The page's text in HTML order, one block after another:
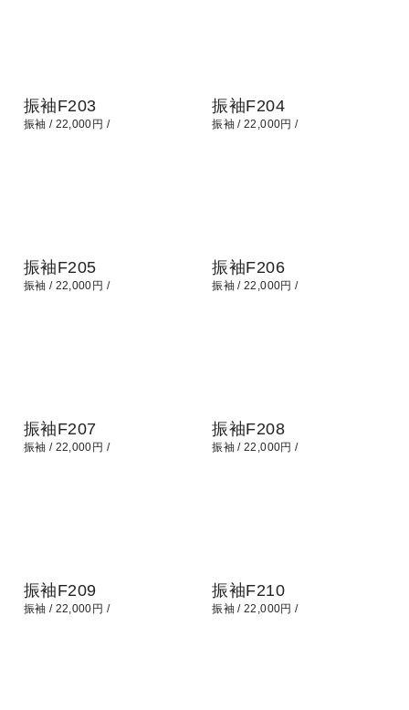
振袖F203
振袖 22,000円
振袖F204
振袖 22,000円
振袖F205
振袖 22,000円
振袖F206
振袖 22,000円
振袖F207
振袖 22,000円
振袖F208
振袖 22,000円
振袖F209
振袖 22,000円
振袖F210
振袖 22,000円